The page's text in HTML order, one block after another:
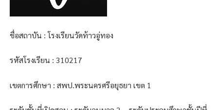
ชื่อสถาบัน : โรงเรียนวัดท้าวอู่ทอง
รหัสโรงเรียน : 310217
เขตการศึกษา : สพป.พระนครศรีอยุธยา เขต 1